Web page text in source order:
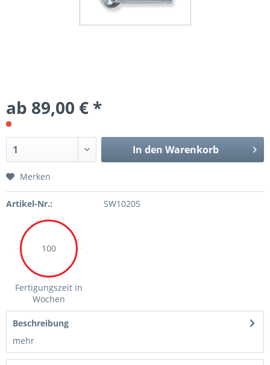
ab 89,00 € *
In den Warenkorb
Merken
Artikel-Nr.: SW10205
100
Fertigungszeit in
Wochen
Beschreibung
mehr